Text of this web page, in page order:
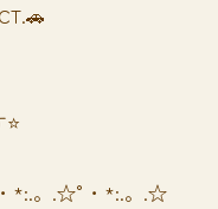
*:.。.☆°・*:.。.☆